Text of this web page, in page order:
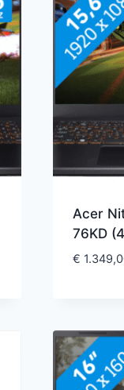
Acer
76KD
€